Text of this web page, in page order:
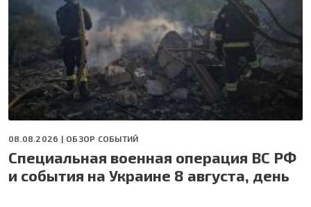
08.08.2026 | ОБЗОР СОБЫТИЙ
Специальная военная операция ВС РФ
и события на Украине 8 августа, день